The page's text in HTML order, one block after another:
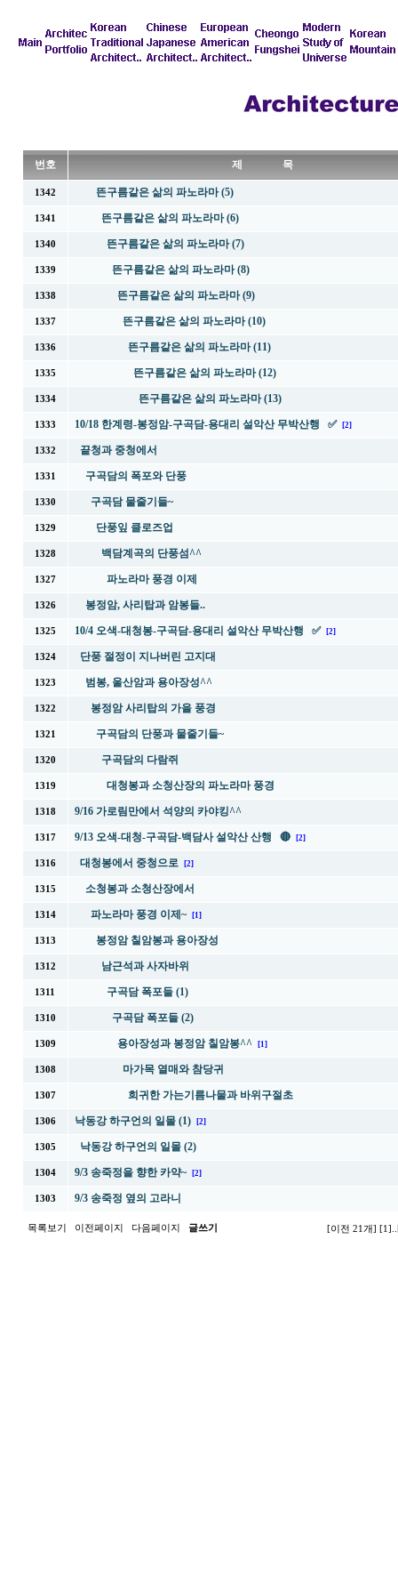
번호 제 목
1342 뜬구름같은 삶의 파노라마 (5)
1341 뜬구름같은 삶의 파노라마 (6)
1340 뜬구름같은 삶의 파노라마 (7)
1339 뜬구름같은 삶의 파노라마 (8)
1338 뜬구름같은 삶의 파노라마 (9)
1337 뜬구름같은 삶의 파노라마 (10)
1336 뜬구름같은 삶의 파노라마 (11)
1335 뜬구름같은 삶의 파노라마 (12)
1334 뜬구름같은 삶의 파노라마 (13)
1333 10/18 한계령-봉정암-구곡담-용대리 설악산 무박산행 ✅ [2]
1332 끝청과 중청에서
1331 구곡담의 폭포와 단풍
1330 구곡담 물줄기들~
1329 단풍잎 클로즈업
1328 백담계곡의 단풍섬^^
1327 파노라마 풍경 이제
1326 봉정암, 사리탑과 암봉들..
1325 10/4 오색-대청봉-구곡담-용대리 설악산 무박산행 ✅ [2]
1324 단풍 절정이 지나버린 고지대
1323 범봉, 울산암과 용아장성^^
1322 봉정암 사리탑의 가을 풍경
1321 구곡담의 단풍과 물줄기들~
1320 구곡담의 다람쥐
1319 대청봉과 소청산장의 파노라마 풍경
1318 9/16 가로림만에서 석양의 카야킹^^
1317 9/13 오색-대청-구곡담-백담사 설악산 산행 🔴 [2]
1316 대청봉에서 중청으로 [2]
1315 소청봉과 소청산장에서
1314 파노라마 풍경 이제~ [1]
1313 봉정암 칠암봉과 용아장성
1312 남근석과 사자바위
1311 구곡담 폭포들 (1)
1310 구곡담 폭포들 (2)
1309 용아장성과 봉정암 칠암봉^^ [1]
1308 마가목 열매와 참당귀
1307 희귀한 가는기름나물과 바위구절초
1306 낙동강 하구언의 일몰 (1) [2]
1305 낙동강 하구언의 일몰 (2)
1304 9/3 송죽정을 향한 카약~ [2]
1303 9/3 송죽정 옆의 고라니
목록보기 이전페이지 다음페이지 글쓰기 [이전 21개] [1]